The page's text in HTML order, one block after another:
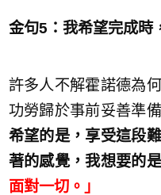
金句5：我希望完成時
許多人不解霍諾德為
功勞歸於事前妥善準
希望的是，享受這段
著的感覺，我想要的
面對一切。」